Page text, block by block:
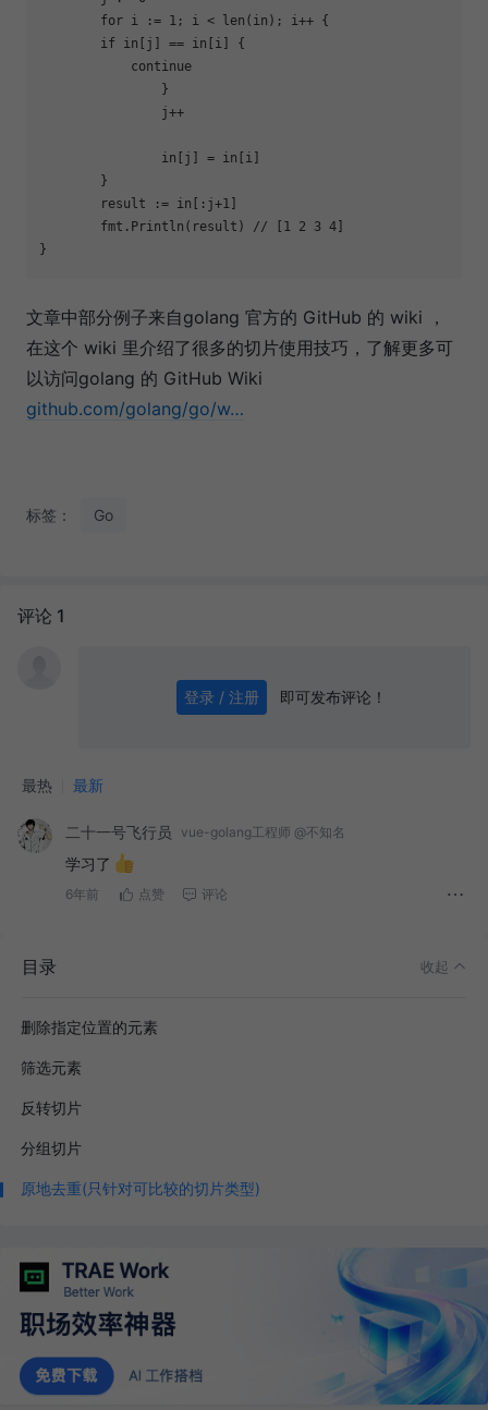
for i := 1 ; i < len (in); i++ {
if in[j] == in[i] {
continue
	result := in[:j+
1
	fmt.Println(result)
// [1 2 3 4]
文章中部分例子来自golang 官方的 GitHub 的 wiki ，
在这个 wiki 里介绍了很多的切片使用技巧，了解更多可
以访问golang 的 GitHub Wiki
github.com/golang/go/w…
标签： Go
评论 1
登录 / 注册 即可发布评论！
最热 最新
二十一号飞行员 vue-golang工程师 @不知名
学习了
6年前 点赞 评论
目录 收起
删除指定位置的元素
筛选元素
反转切片
分组切片
原地去重(只针对可比较的切片类型)